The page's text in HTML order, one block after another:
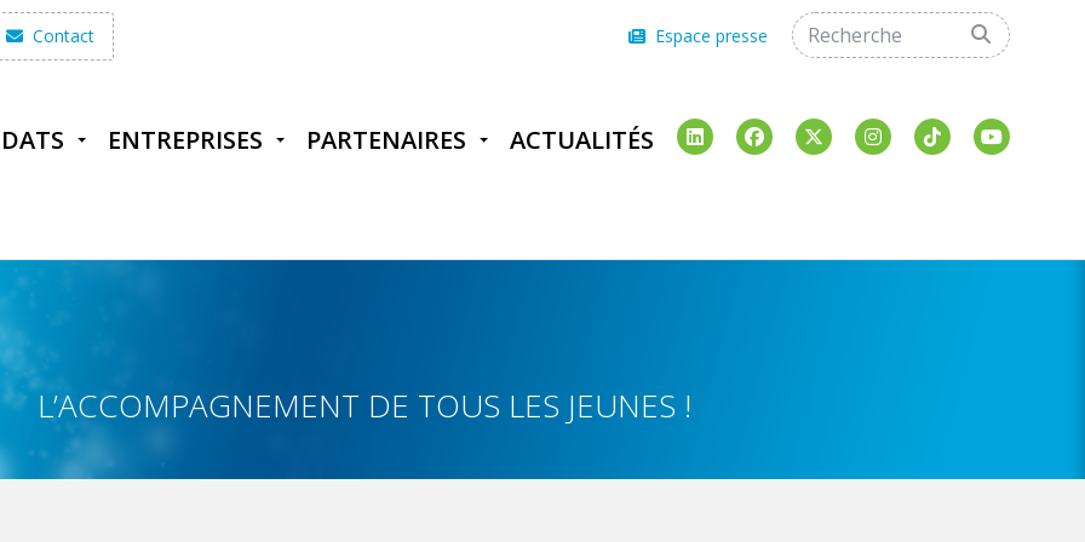
Contact Espace presse
ENTREPRISES PARTENAIRES ACTUALITÉS
L’ACCOMPAGNEMENT DE TOUS LES JEUNES !